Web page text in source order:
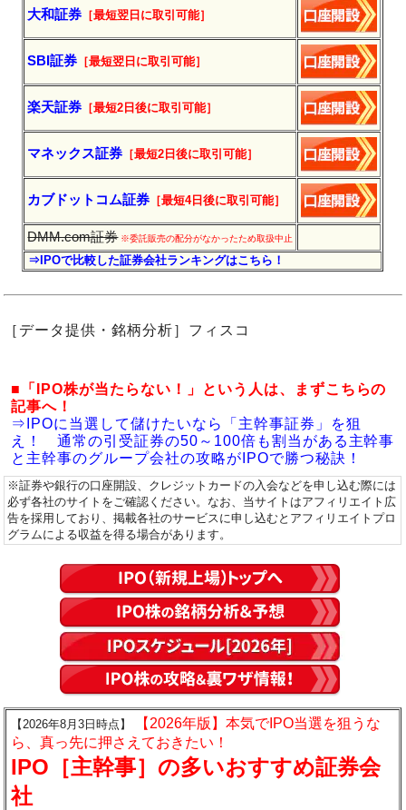
大和証券 ［最短翌日に取引可能］
SBI証券 ［最短翌日に取引可能］
楽天証券 ［最短2日後に取引可能］
マネックス証券 ［最短2日後に取引可能］
カブドットコム証券 ［最短4日後に取引可能］
DMM.com証券※委託販売の配分がなかったため取扱中止
⇒IPOで比較した証券会社ランキングはこちら！
［データ提供・銘柄分析］フィスコ
■「IPO株が当たらない！」という人は、まずこちらの
記事へ！
⇒IPOに当選して儲けたいなら「主幹事証券」を狙
え！ 通常の引受証券の50～100倍も割当がある主幹事
と主幹事のグループ会社の攻略がIPOで勝つ秘訣！
※証券や銀行の口座開設、クレジットカードの入会などを申し込む際には
必ず各社のサイトをご確認ください。なお、当サイトはアフィリエイト広
告を採用しており、掲載各社のサービスに申し込むとアフィリエイトプロ
グラムによる収益を得る場合があります。
【2026年8月3日時点】
【2026年版】本気でIPO当選を狙うな
ら、真っ先に押さえておきたい！
IPO［主幹事］の多いおすすめ証券会
社